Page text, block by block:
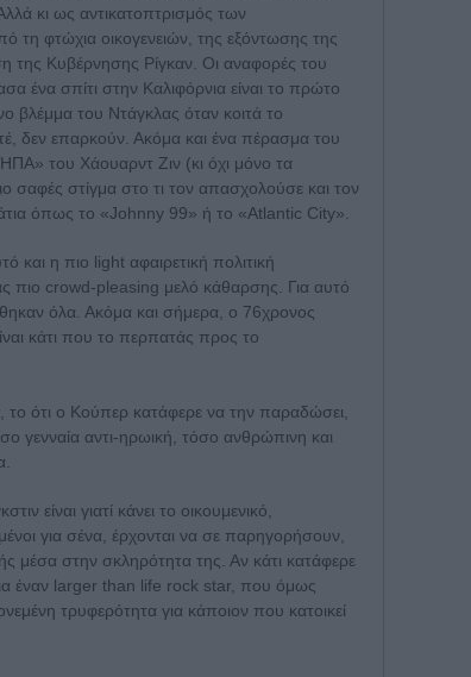
κι ως αντικατοπτρισμός των
φτώχια οικογενειών, της εξόντωσης της
της Κυβέρνησης Ρίγκαν. Οι αναφορές του
ένα σπίτι στην Καλιφόρνια είναι το πρώτο
βλέμμα του Ντάγκλας όταν κοιτά το
δεν επαρκούν. Ακόμα και ένα πέρασμα του
του Χάουαρντ Ζιν (κι όχι μόνο τα
σαφές στίγμα στο τι τον απασχολούσε και τον
όπως το «Johnny 99» ή το «Atlantic City».
και η πιο light αφαιρετική πολιτική
πιο crowd-pleasing μελό κάθαρσης. Για αυτό
όλα. Ακόμα και σήμερα, ο 76χρονος
κάτι που το περπατάς προς το
το ότι ο Κούπερ κατάφερε να την παραδώσει,
γενναία αντι-ηρωική, τόσο ανθρώπινη και
είναι γιατί κάνει το οικουμενικό,
για σένα, έρχονται να σε παρηγορήσουν,
μέσα στην σκληρότητα της. Αν κάτι κατάφερε
για έναν larger than life rock star, που όμως
τρυφερότητα για κάποιον που κατοικεί